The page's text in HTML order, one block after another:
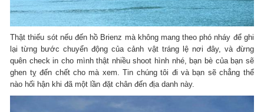
Thật thiếu sót nếu đến hồ Brienz mà không mang theo phó nháy để ghi
lại từng bước chuyển động của cảnh vật tráng lệ nơi đây, và đừng
quên check in cho mình thật nhiều shoot hình nhé, bạn bè của bạn sẽ
ghen tỵ đến chết cho mà xem. Tin chúng tôi đi và bạn sẽ chẳng thể
nào hối hận khi đã một lần đặt chân đến địa danh này.